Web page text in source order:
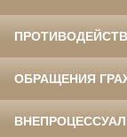
ОБРАЩЕНИЯ